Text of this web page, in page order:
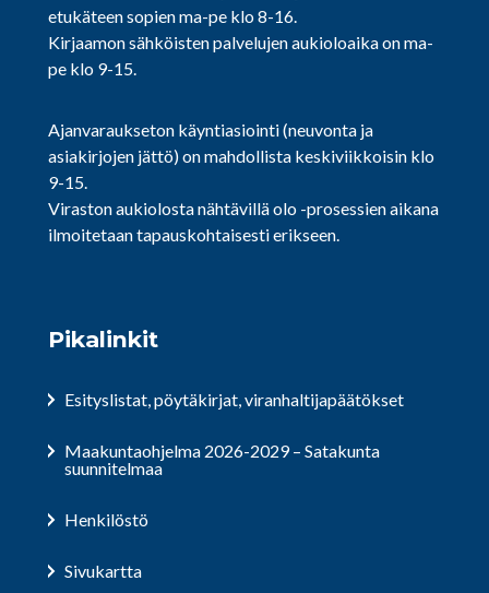
etukäteen sopien ma-pe klo 8-16.
Kirjaamon sähköisten palvelujen aukioloaika on ma-
pe klo 9-15.
Ajanvaraukseton käyntiasiointi (neuvonta ja
asiakirjojen jättö) on mahdollista keskiviikkoisin klo
9-15.
Viraston aukiolosta nähtävillä olo -prosessien aikana
ilmoitetaan tapauskohtaisesti erikseen.
Pikalinkit
Esityslistat, pöytäkirjat, viranhaltijapäätökset
Maakuntaohjelma 2026-2029 – Satakunta
suunnitelmaa
Henkilöstö
Sivukartta